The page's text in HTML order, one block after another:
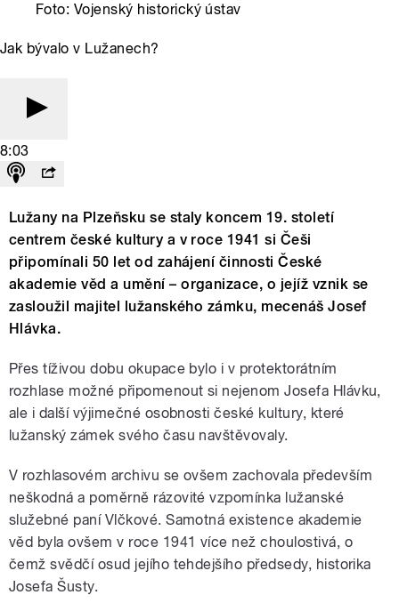
Foto: Vojenský historický ústav
Jak bývalo v Lužanech?
8:03
Lužany na Plzeňsku se staly koncem 19. století
centrem české kultury a v roce 1941 si Češi
připomínali 50 let od zahájení činnosti České
akademie věd a umění – organizace, o jejíž vznik se
zasloužil majitel lužanského zámku, mecenáš Josef
Hlávka.
Přes tíživou dobu okupace bylo i v protektorátním
rozhlase možné připomenout si nejenom Josefa Hlávku,
ale i další výjimečné osobnosti české kultury, které
lužanský zámek svého času navštěvovaly.
V rozhlasovém archivu se ovšem zachovala především
neškodná a poměrně rázovité vzpomínka lužanské
služebné paní Vlčkové. Samotná existence akademie
věd byla ovšem v roce 1941 více než choulostivá, o
čemž svědčí osud jejího tehdejšího předsedy, historika
Josefa Šusty.